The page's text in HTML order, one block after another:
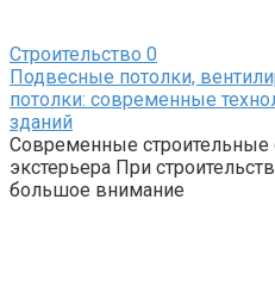
Строительство 0
Подвесные потолки,
потолки: современные
зданий
Современные строительные
экстерьера При
большое внимание